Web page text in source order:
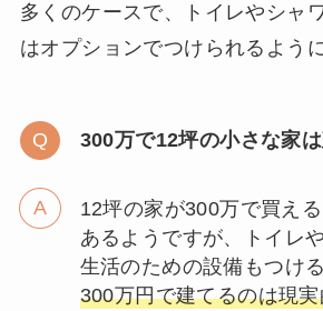
多くのケースで、トイレやシャ
はオプションでつけられるよう
300万で12坪の小さな家
12坪の家が300万で買え
あるようですが、トイレ
生活のための設備もつけ
300万円で建てるのは現